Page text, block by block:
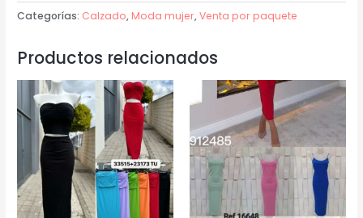
Categorías: Calzado, Moda mujer,Venta por paquete
Productos relacionados